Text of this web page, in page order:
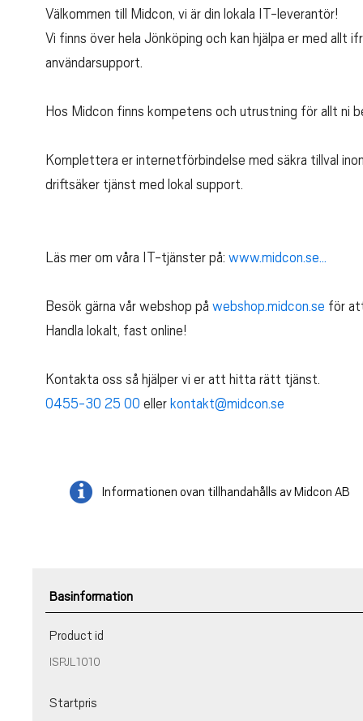
Välkommen till Midcon, vi är din lokala IT-leverantör!
Vi finns över hela Jönköping och kan hjälpa er med allt
användarsupport.
Hos Midcon finns kompetens och utrustning för allt ni
Komplettera er internetförbindelse med säkra tillval
driftsäker tjänst med lokal support.
Läs mer om våra IT-tjänster på: www.midcon.se...
Besök gärna vår webshop på webshop.midcon.se för
Handla lokalt, fast online!
Kontakta oss så hjälper vi er att hitta rätt tjänst.
0455-30 25 00 eller kontakt@midcon.se
Informationen ovan tillhandahålls av Midcon AB
Basinformation
Product id
ISPJL1010
Startpris